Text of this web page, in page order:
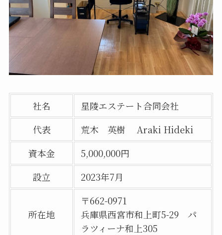
社名
星陵エステート合同会社
代表
荒木 英樹 Araki Hideki
資本金
5,000,000円
設立
2023年7月
所在地
〒662-0971
兵庫県西宮市和上町5-29 パ
ラツィーナ和上305